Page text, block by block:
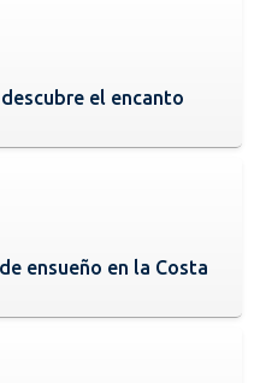
el encanto
ensueño en la Costa